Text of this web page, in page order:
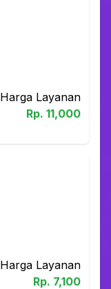
Harga Layanan
Rp. 11,000
Harga Layanan
Rp. 7,100